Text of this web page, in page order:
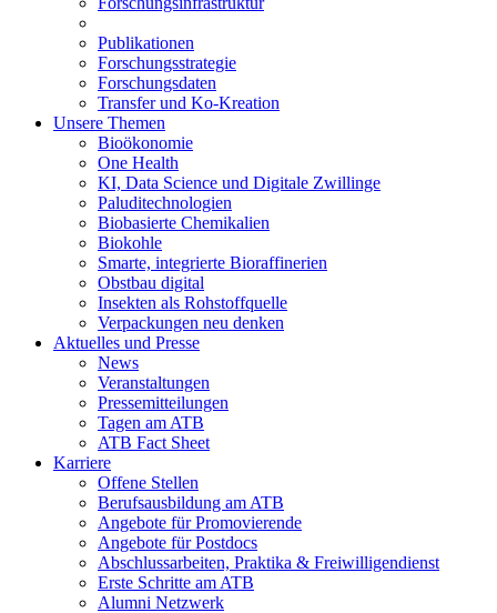
Publikationen
Forschungsstrategie
Forschungsdaten
Transfer und Ko-Kreation
Unsere Themen
Bioökonomie
One Health
KI, Data Science und Digitale Zwillinge
Paluditechnologien
Biobasierte Chemikalien
Biokohle
Smarte, integrierte Bioraffinerien
Obstbau digital
Insekten als Rohstoffquelle
Verpackungen neu denken
Aktuelles und Presse
News
Veranstaltungen
Pressemitteilungen
Tagen am ATB
ATB Fact Sheet
Karriere
Offene Stellen
Berufsausbildung am ATB
Angebote für Promovierende
Angebote für Postdocs
Abschlussarbeiten, Praktika & Freiwilligendienst
Erste Schritte am ATB
Alumni Netzwerk